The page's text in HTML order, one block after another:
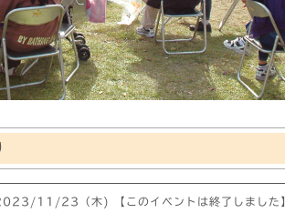
11/23（木) 【このイベントは終了しました